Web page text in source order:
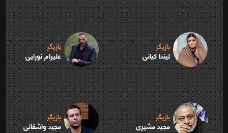
بازیگر
لیندا کیانی
بازیگر
علیرام نورایی
بازیگر
مجید مشیری
بازیگر
مجید واشقانی